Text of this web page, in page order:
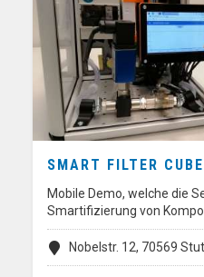
SMART FILTER CUBE
Mobile Demo, welche die
Smartifizierung von
Nobelstr. 12, 70569